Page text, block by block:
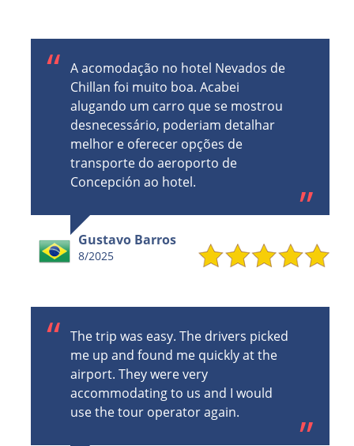
A acomodação no hotel Nevados de
Chillan foi muito boa. Acabei
alugando um carro que se mostrou
desnecessário, poderiam detalhar
melhor e oferecer opções de
transporte do aeroporto de
Concepción ao hotel.
Gustavo Barros
8/2025
The trip was easy. The drivers picked
me up and found me quickly at the
airport. They were very
accommodating to us and I would
use the tour operator again.